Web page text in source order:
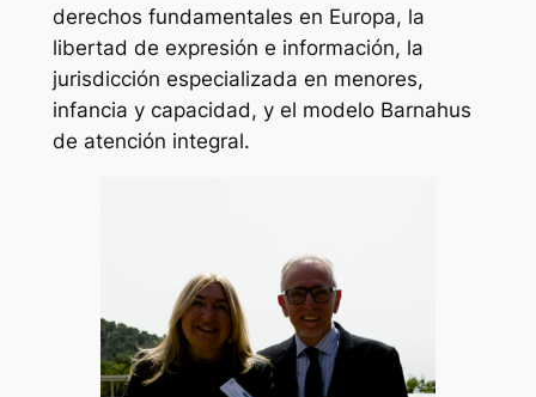
derechos fundamentales en Europa, la
libertad de expresión e información, la
jurisdicción especializada en menores,
infancia y capacidad, y el modelo Barnahus
de atención integral.